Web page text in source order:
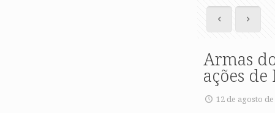
Armas
ações
12 de agosto